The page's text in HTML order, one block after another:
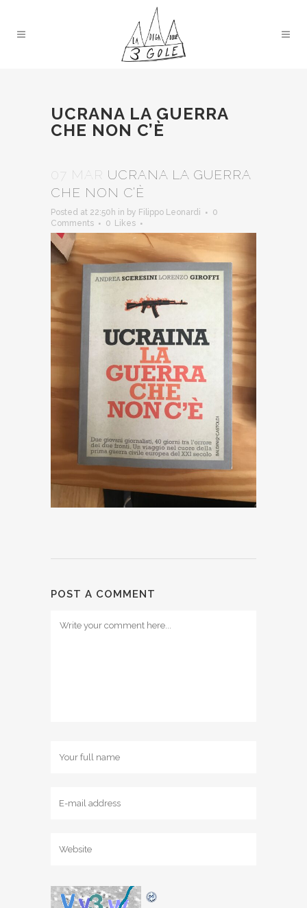
UCRANA LA GUERRA
CHE NON C’È
07 MAR UCRANA LA GUERRA
CHE NON C’È
Posted at 22:50h in by Filippo Leonardi
0
Comments
0 Likes
POST A COMMENT